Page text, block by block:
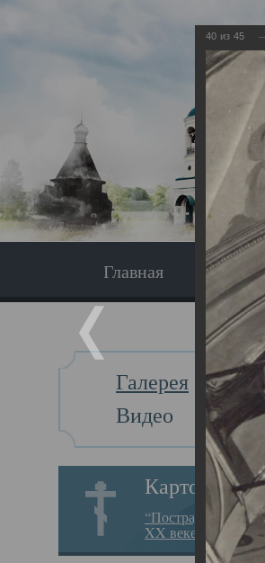
Главная
Галерея
Видео
Картотека
“Пострадавшие за
XX веке на Севере”
40 из 45